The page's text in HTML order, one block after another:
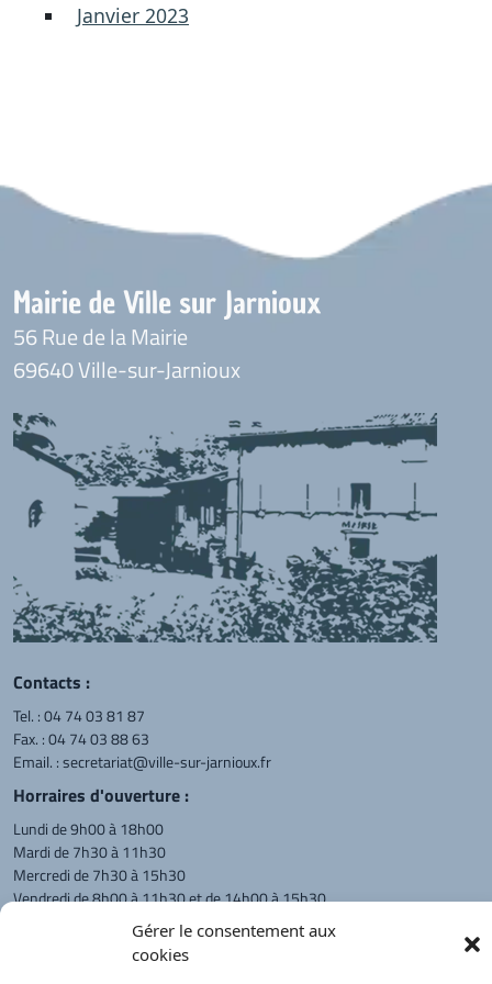
Gérer le consentement aux
cookies
Janvier 2023
Mairie de Ville sur Jarnioux
56 Rue de la Mairie
69640 Ville-sur-Jarnioux
Contacts :
Tel. :04 74 03 81 87
Fax. : 04 74 03 88 63
Email. :secretariat@ville-sur-jarnioux.fr
Horraires d'ouverture :
Lundi de 9h00 à 18h00
Mardi de 7h30 à 11h30
Mercredi de 7h30 à 15h30
Vendredi de 8h00 à 11h30 et de 14h00 à 15h30
L'appel téléphonique reste à privilégier
Monsieur le Maire et les adjoints